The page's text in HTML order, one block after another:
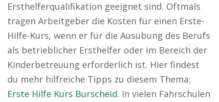
Ersthelferqualifikation geeignet sind. Oftmals
tragen Arbeitgeber die Kosten für einen Erste-
Hilfe-Kurs, wenn er für die Ausübung des Berufs
als betrieblicher Ersthelfer oder im Bereich der
Kinderbetreuung erforderlich ist. Hier findest
du mehr hilfreiche Tipps zu diesem Thema:
Erste Hilfe Kurs Burscheid. In vielen Fahrschulen